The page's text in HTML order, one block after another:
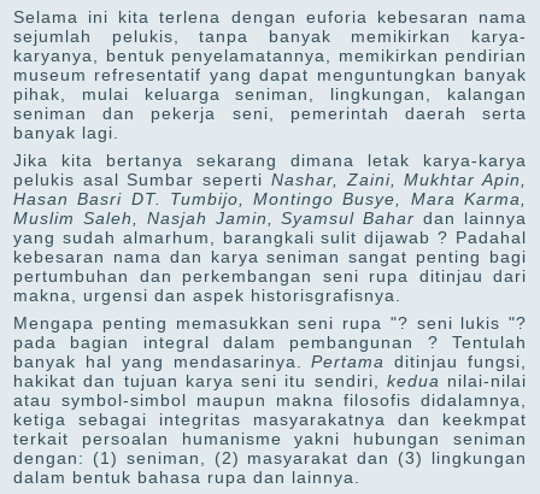
Selama ini kita terlena dengan euforia kebesaran nama
sejumlah pelukis, tanpa banyak memikirkan karya-
karyanya, bentuk penyelamatannya, memikirkan pendirian
museum refresentatif yang dapat menguntungkan banyak
pihak, mulai keluarga seniman, lingkungan, kalangan
seniman dan pekerja seni, pemerintah daerah serta
banyak lagi.
Jika kita bertanya sekarang dimana letak karya-karya
pelukis asal Sumbar seperti Nashar, Zaini, Mukhtar Apin,
Hasan Basri DT. Tumbijo, Montingo Busye, Mara Karma,
Muslim Saleh, Nasjah Jamin, Syamsul Bahar dan lainnya
yang sudah almarhum, barangkali sulit dijawab ? Padahal
kebesaran nama dan karya seniman sangat penting bagi
pertumbuhan dan perkembangan seni rupa ditinjau dari
makna, urgensi dan aspek historisgrafisnya.
Mengapa penting memasukkan seni rupa "? seni lukis "?
pada bagian integral dalam pembangunan ? Tentulah
banyak hal yang mendasarinya.Pertama
ditinjau fungsi,
hakikat dan tujuan karya seni itu sendiri, kedua nilai-nilai
atau symbol-simbol maupun makna filosofis didalamnya,
ketiga sebagai integritas masyarakatnya dan keekmpat
terkait persoalan humanisme yakni hubungan seniman
dengan: (1) seniman, (2) masyarakat dan (3) lingkungan
dalam bentuk bahasa rupa dan lainnya.